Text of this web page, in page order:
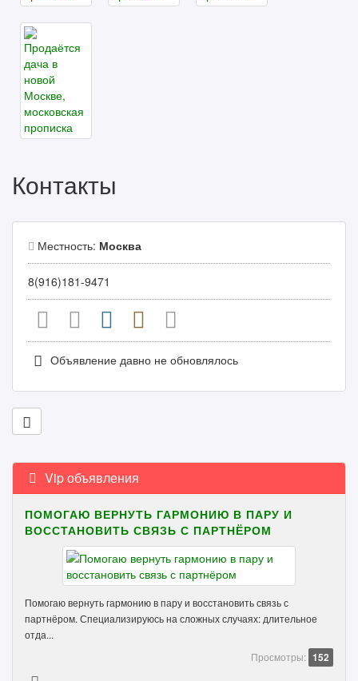
Контакты
Местность: Москва
8(916)181-9471
Объявление давно не обновлялось
Vip объявления
ПОМОГАЮ ВЕРНУТЬ ГАРМОНИЮ В ПАРУ И
ВОССТАНОВИТЬ СВЯЗЬ С ПАРТНЁРОМ
Помогаю вернуть гармонию в пару и восстановить связь с
партнёром. Специализируюсь на сложных случаях: длительное
отда...
Просмотры: 152